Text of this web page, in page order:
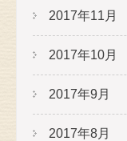
2017年11月
2017年10月
2017年9月
2017年8月